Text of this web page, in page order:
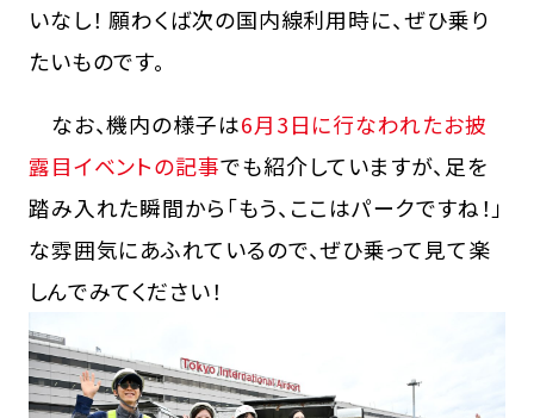
いなし！ 願わくば次の国内線利用時に、ぜひ乗り
たいものです。
なお、機内の様子は6月3日に行なわれたお披
露目イベントの記事でも紹介していますが、足を
踏み入れた瞬間から「もう、ここはパークですね！」
な雰囲気にあふれているので、ぜひ乗って見て楽
しんでみてください！